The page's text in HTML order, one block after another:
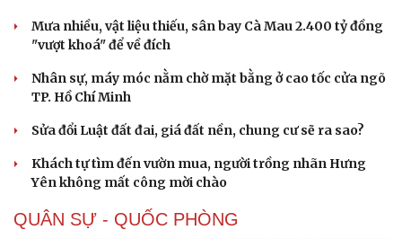
Mưa nhiều, vật liệu thiếu, sân bay Cà Mau 2.400 tỷ đồng
"vượt khoá" để về đích
Nhân sự, máy móc nằm chờ mặt bằng ở cao tốc cửa ngõ
TP. Hồ Chí Minh
Sửa đổi Luật đất đai, giá đất nền, chung cư sẽ ra sao?
Khách tự tìm đến vườn mua, người trồng nhãn Hưng
Yên không mất công mời chào
QUÂN SỰ - QUỐC PHÒNG